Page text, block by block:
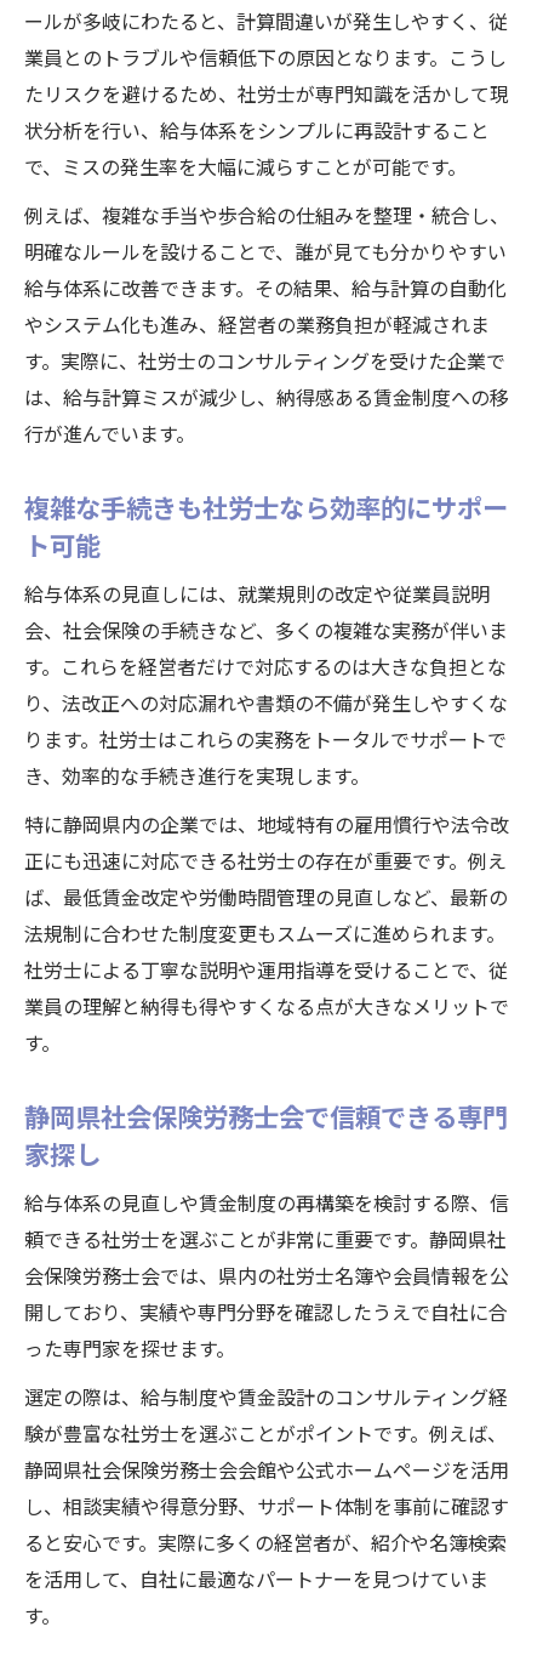
ールが多岐にわたると、計算間違いが発生しやすく、従
業員とのトラブルや信頼低下の原因となります。こうし
たリスクを避けるため、社労士が専門知識を活かして現
状分析を行い、給与体系をシンプルに再設計すること
で、ミスの発生率を大幅に減らすことが可能です。
例えば、複雑な手当や歩合給の仕組みを整理・統合し、
明確なルールを設けることで、誰が見ても分かりやすい
給与体系に改善できます。その結果、給与計算の自動化
やシステム化も進み、経営者の業務負担が軽減されま
す。実際に、社労士のコンサルティングを受けた企業で
は、給与計算ミスが減少し、納得感ある賃金制度への移
行が進んでいます。
複雑な手続きも社労士なら効率的にサポー
ト可能
給与体系の見直しには、就業規則の改定や従業員説明
会、社会保険の手続きなど、多くの複雑な実務が伴いま
す。これらを経営者だけで対応するのは大きな負担とな
り、法改正への対応漏れや書類の不備が発生しやすくな
ります。社労士はこれらの実務をトータルでサポートで
き、効率的な手続き進行を実現します。
特に静岡県内の企業では、地域特有の雇用慣行や法令改
正にも迅速に対応できる社労士の存在が重要です。例え
ば、最低賃金改定や労働時間管理の見直しなど、最新の
法規制に合わせた制度変更もスムーズに進められます。
社労士による丁寧な説明や運用指導を受けることで、従
業員の理解と納得も得やすくなる点が大きなメリットで
す。
静岡県社会保険労務士会で信頼できる専門
家探し
給与体系の見直しや賃金制度の再構築を検討する際、信
頼できる社労士を選ぶことが非常に重要です。静岡県社
会保険労務士会では、県内の社労士名簿や会員情報を公
開しており、実績や専門分野を確認したうえで自社に合
った専門家を探せます。
選定の際は、給与制度や賃金設計のコンサルティング経
験が豊富な社労士を選ぶことがポイントです。例えば、
静岡県社会保険労務士会会館や公式ホームページを活用
し、相談実績や得意分野、サポート体制を事前に確認す
ると安心です。実際に多くの経営者が、紹介や名簿検索
を活用して、自社に最適なパートナーを見つけていま
す。